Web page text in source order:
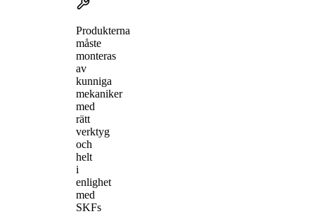
Produkterna
måste
monteras
av
kunniga
mekaniker
med
rätt
verktyg
och
helt
i
enlighet
med
SKFs